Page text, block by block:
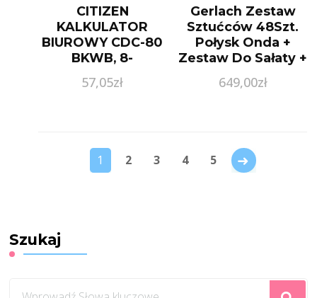
CITIZEN
KALKULATOR
BIUROWY CDC-80
BKWB, 8-
CYFROWY,
135X80MM,
57,05zł
Gerlach Zestaw
Sztućców 48Szt.
Połysk Onda +
Zestaw Do Sałaty +
Zestaw Łyżek
Wazowych
649,00zł
1 2 3 4 5
Szukaj